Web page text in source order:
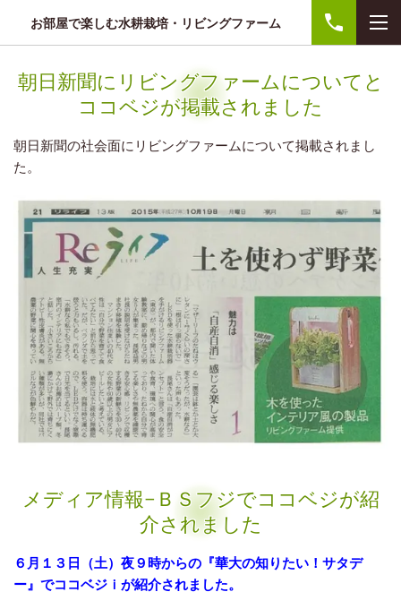
お部屋で楽しむ水耕栽培・リビングファーム
朝日新聞にリビングファームについてと
ココベジが掲載されました
朝日新聞の社会面にリビングファームについて掲載されまし
た。
メディア情報−ＢＳフジでココベジが紹
介されました
６月１３日（土）夜９時からの『華大の知りたい！サタデ
ー』でココベジｉが紹介されました。